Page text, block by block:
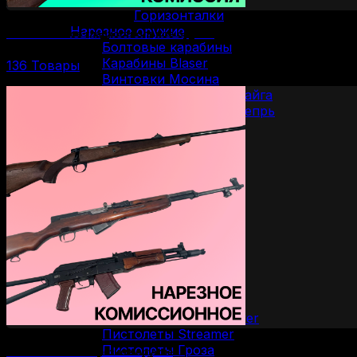
Горизонталки
Нарезное оружие
Болтовые карабины
Карабины Blaser
Винтовки Мосина
Нарезные карабины Сайга
Нарезные карабины Вепрь
Карабины 223 Rem
Карабины 30-06 SPR
Карабины 308 WIN
Карабины 7.62/39
Карабины 7.62/54R
Карабины 9.3/62
ОООП и газовое оружие
Пистолеты 10/28
Пистолеты 45 Rubber
Пистолеты 9 Р.А.
Пистолеты Grand Power
Пистолеты Streamer
Пистолеты Гроза
Комиссионное гладкоствольное оружие
136 Товары
Комиссионное нарезное оружие